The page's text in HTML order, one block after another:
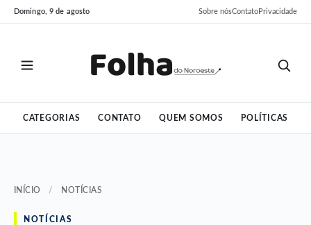
Pular
para
Pular
para
Domingo, 9 de agosto Sobre nósContatoPrivacidade
CATEGORIAS CONTATO QUEM SOMOS POLÍTICAS
INÍCIO / NOTÍCIAS
NOTÍCIAS